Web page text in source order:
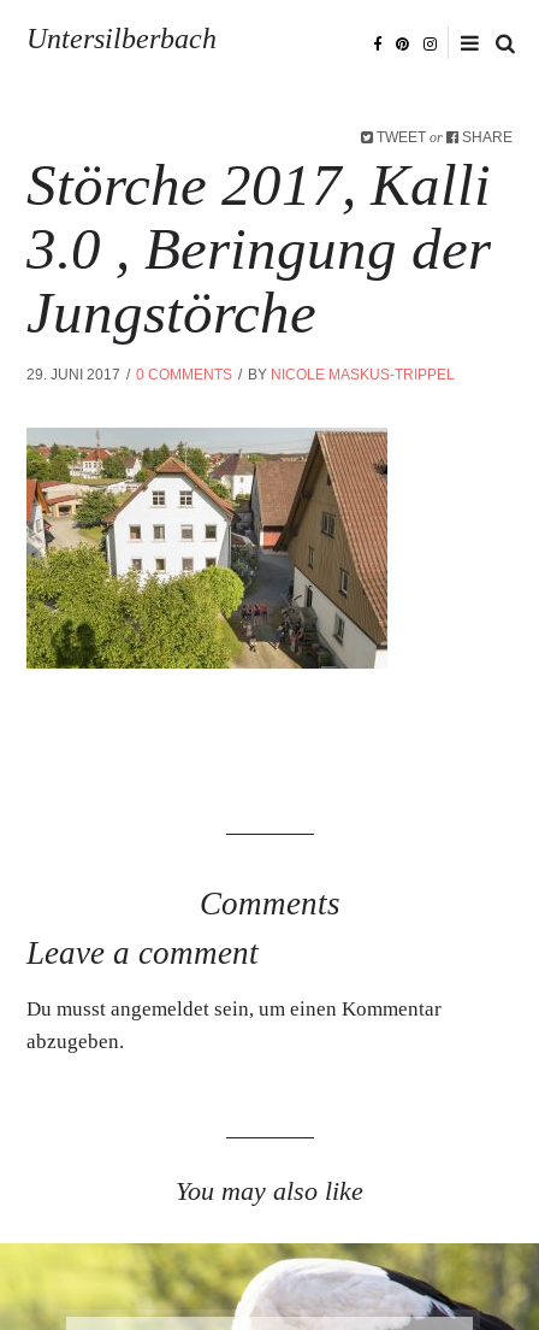
Untersilberbach
TWEET or SHARE
Störche 2017, Kalli
3.0 , Beringung der
Jungstörche
29. JUNI 2017 0 COMMENTS BY NICOLE MASKUS-TRIPPEL
Comments
Leave a comment
Du musstangemeldet sein, um einen Kommentar
abzugeben.
You may also like